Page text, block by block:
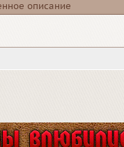
описание